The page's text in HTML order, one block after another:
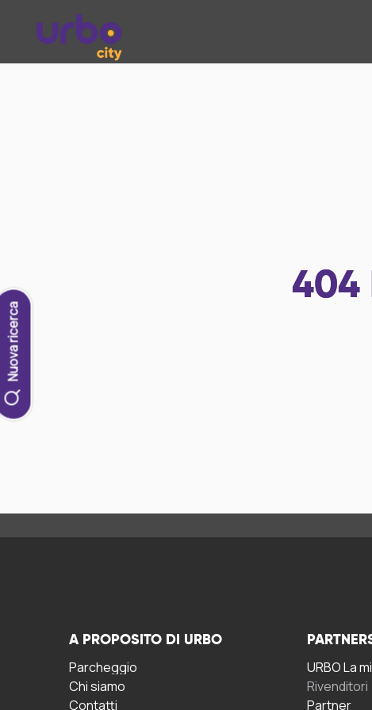
Nuova ricerca
404
A PROPOSITO DI URBO
Parcheggio
Chi siamo
Contatti
URBO La
Rivenditori
Partner